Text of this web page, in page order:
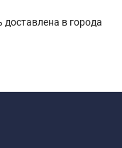
в города